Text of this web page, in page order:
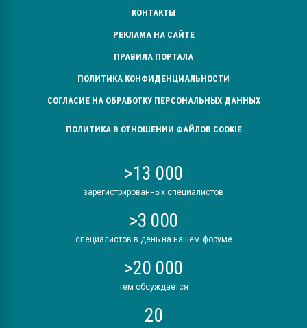
КОНТАКТЫ
РЕКЛАМА НА САЙТЕ
ПРАВИЛА ПОРТАЛА
ПОЛИТИКА КОНФИДЕНЦИАЛЬНОСТИ
СОГЛАСИЕ НА ОБРАБОТКУ ПЕРСОНАЛЬНЫХ ДАННЫХ
ПОЛИТИКА В ОТНОШЕНИИ ФАЙЛОВ COOKIE
>13 000
зарегистрированных специалистов
>3 000
специалистов в день на нашем форуме
>20 000
тем обсуждается
20